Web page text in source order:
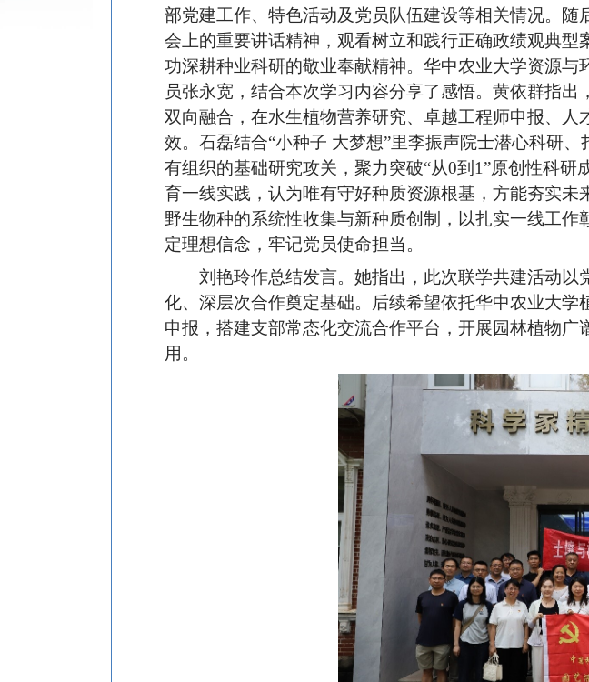
部党建工作、特色活动及党员队伍建设等相关情况。
会上的重要讲话精神，观看树立和践行正确政绩观典
功深耕种业科研的敬业奉献精神。华中农业大学资源
员张永宽，结合本次学习内容分享了感悟。黄依群指
双向融合，在水生植物营养研究、卓越工程师申报、
效。石磊结合“小种子 大梦想”里李振声院士潜心科研
有组织的基础研究攻关，聚力突破“从0到1”原创性科
育一线实践，认为唯有守好种质资源根基，方能夯实
野生物种的系统性收集与新种质创制，以扎实一线工
定理想信念，牢记党员使命担当。
刘艳玲作总结发言。她指出，此次联学共建活动
化、深层次合作奠定基础。后续希望依托华中农业大
申报，搭建支部常态化交流合作平台，开展园林植物
用。